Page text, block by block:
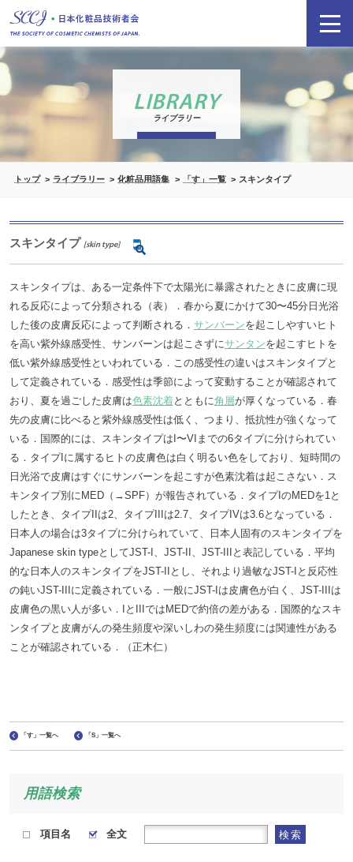
LIBRARY
ライブラリー
トップ ライブラリー 化粧品用語集 「す」一覧 スキンタイプ
スキンタイプ [skin type]
スキンタイプは、ある一定条件下で太陽光に暴露されたときに皮膚に現
れる反応によって分類される（表）．春から夏にかけて30〜45分日光浴
した後の皮膚反応によって判断される． サンバーンを起こしやすいヒト
を高い紫外線感受性、サンバーンは起こさずにサンタンを起こすヒトを
低い紫外線感受性といわれている．この感受性の違いはスキンタイプと
して定義されている．感受性は季節によって変動することが確認されて
おり、夏を過ごした皮膚は色素沈着とともに角層が厚くなっている．春
先の皮膚に比べると紫外線感受性は低く、つまり、抵抗性が強くなって
いる．国際的には、スキンタイプはI〜VIまでの6タイプに分けられてい
る．タイプIに属するヒトの皮膚色は白く明るい色をしており、短時間の
日光浴で皮膚はすぐにサンバーンを起こすが色素沈着は起こさない．ス
キンタイプ別にMED（→SPF）が報告されている．タイプIのMEDを1と
したとき、タイプIIは2、タイプIIIは2.7、タイプIVは3.6となっている．
日本人の場合は3タイプに分けられていて、日本人固有のスキンタイプを
Japanese skin typeとしてJST-I、JST-II、JST-IIIと表記している．平均
的な日本人のスキンタイプをJST-IIとし、それより過敏なJST-Iと反応性
の鈍いJST-IIIに定義されている．一般にJST-Iは皮膚色が白く、JST-IIIは
皮膚色の黒い人が多い．IとIIIではMEDで約倍の差がある．国際的なスキ
ンタイプと皮膚がんの発生頻度や深いしわの発生頻度には関連性がある
ことが確認されている．（正木仁）
「す」一覧へ 「S」一覧へ
用語検索
項目名 全文 検索